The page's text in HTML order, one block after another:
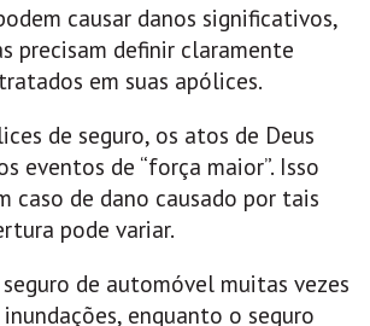
causar danos significativos,
precisam definir claramente
em suas apólices.
de seguro, os atos de Deus
eventos de “força maior”. Isso
caso de dano causado por tais
pode variar.
de automóvel muitas vezes
enquanto o seguro